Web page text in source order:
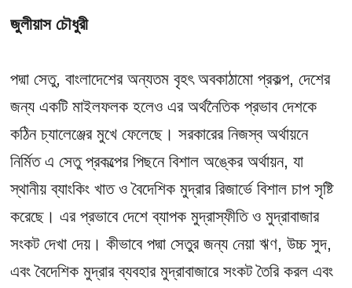
জুলীয়াস চৌধুরী
পদ্মা সেতু, বাংলাদেশের অন্যতম বৃহৎ অবকাঠামো প্রকল্প, দেশের
জন্য একটি মাইলফলক হলেও এর অর্থনৈতিক প্রভাব দেশকে
কঠিন চ্যালেঞ্জের মুখে ফেলেছে। সরকারের নিজস্ব অর্থায়নে
নির্মিত এ সেতু প্রকল্পের পিছনে বিশাল অঙ্কের অর্থায়ন, যা
স্থানীয় ব্যাংকিং খাত ও বৈদেশিক মুদ্রার রিজার্ভে বিশাল চাপ সৃষ্টি
করেছে। এর প্রভাবে দেশে ব্যাপক মুদ্রাস্ফীতি ও মুদ্রাবাজার
সংকট দেখা দেয়। কীভাবে পদ্মা সেতুর জন্য নেয়া ঋণ, উচ্চ সুদ,
এবং বৈদেশিক মুদ্রার ব্যবহার মুদ্রাবাজারে সংকট তৈরি করল এবং